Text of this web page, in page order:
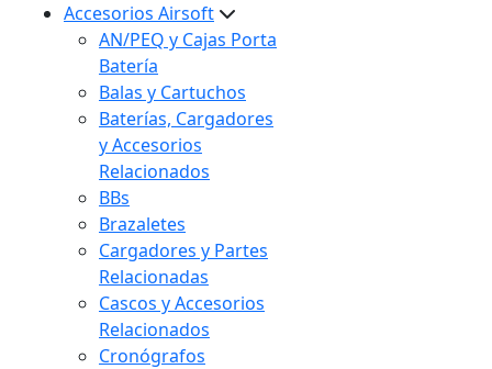
Accesorios Airsoft
AN/PEQ y Cajas Porta
Batería
Balas y Cartuchos
Baterías, Cargadores
y Accesorios
Relacionados
BBs
Brazaletes
Cargadores y Partes
Relacionadas
Cascos y Accesorios
Relacionados
Cronógrafos